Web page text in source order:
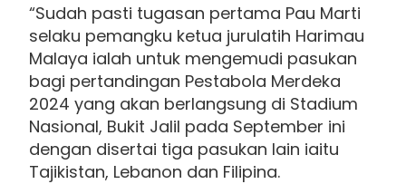
“Sudah pasti tugasan pertama Pau Marti
selaku pemangku ketua jurulatih Harimau
Malaya ialah untuk mengemudi pasukan
bagi pertandingan Pestabola Merdeka
2024 yang akan berlangsung di Stadium
Nasional, Bukit Jalil pada September ini
dengan disertai tiga pasukan lain iaitu
Tajikistan, Lebanon dan Filipina.